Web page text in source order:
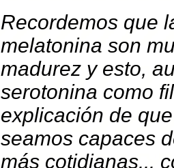
Recordemos que
melatonina son
madurez y esto,
serotonina como
explicación de
seamos capaces
más cotidianas...